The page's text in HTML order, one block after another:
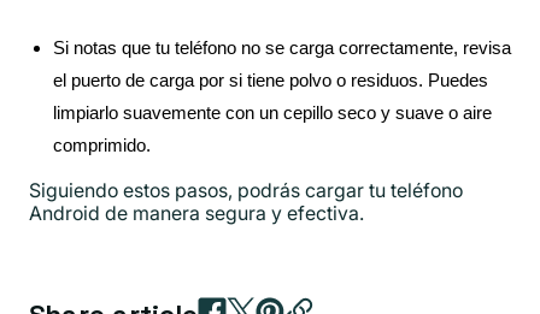
Si notas que tu teléfono no se carga correctamente, revisa
el puerto de carga por si tiene polvo o residuos. Puedes
limpiarlo suavemente con un cepillo seco y suave o aire
comprimido.
Siguiendo estos pasos, podrás cargar tu teléfono
Android de manera segura y efectiva.